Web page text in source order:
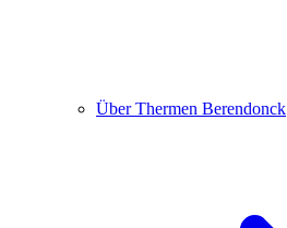
Über Thermen Berendonck